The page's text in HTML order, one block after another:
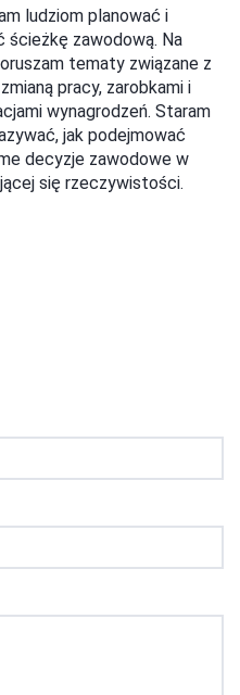
ludziom planować i
ścieżkę zawodową. Na
tematy związane z
pracy, zarobkami i
wynagrodzeń. Staram
jak podejmować
decyzje zawodowe w
się rzeczywistości.